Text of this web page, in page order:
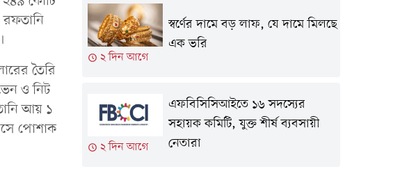
তৈরি
ও নিট
আয় ১
পোশাক
২ দিন আগে
স্বর্ণের দামে বড় লাফ, যে দামে মিলছে
এক ভরি
২ দিন আগে
এফবিসিসিআইতে ১৬ সদস্যের
সহায়ক কমিটি, যুক্ত শীর্ষ ব্যবসায়ী
নেতারা